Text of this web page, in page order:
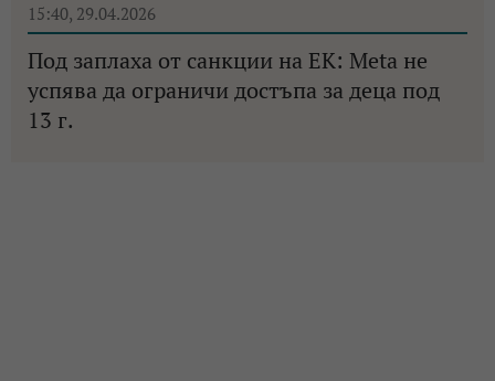
15:40, 29.04.2026
Под заплаха от санкции на ЕК: Meta не
успява да ограничи достъпа за деца под
13 г.